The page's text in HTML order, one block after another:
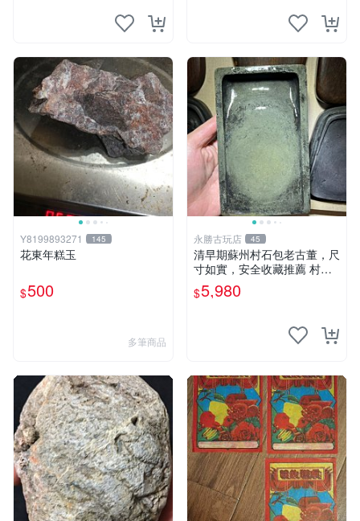
Y8199893271 145
花東年糕玉
$500
多筆商品
永勝古玩店 45
清早期蘇州村石包老古董，尺
寸如實，安全收藏推薦 村石
古董 石頭
$5,980